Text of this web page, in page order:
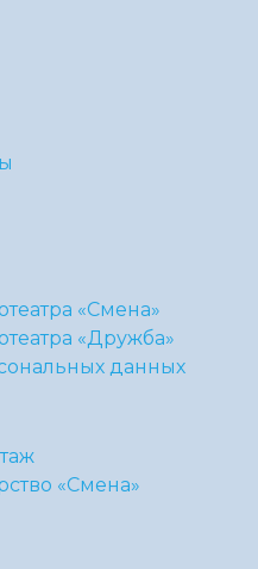
«Смена»
«Дружба»
данных
«Смена»